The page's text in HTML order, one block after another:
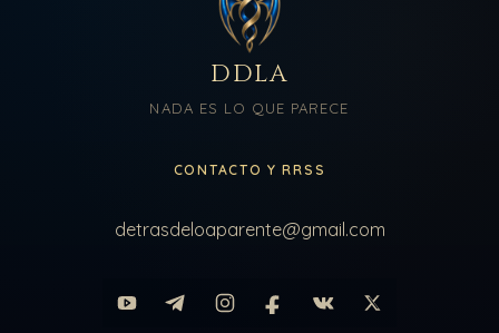
DDLA
NADA ES LO QUE PARECE
CONTACTO Y RRSS
detrasdeloaparente@gmail.com